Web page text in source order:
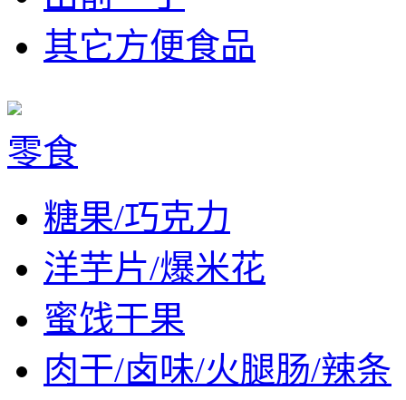
其它方便食品
零食
糖果/巧克力
洋芋片/爆米花
蜜饯干果
肉干/卤味/火腿肠/辣条